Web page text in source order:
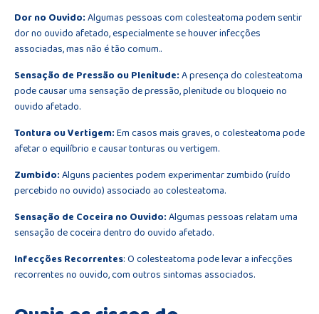
Dor no Ouvido:Algumas pessoas com colesteatoma podem sentir
dor no ouvido afetado, especialmente se houver infecções
associadas, mas não é tão comum..
Sensação de Pressão ou Plenitude:A presença do colesteatoma
pode causar uma sensação de pressão, plenitude ou bloqueio no
ouvido afetado.
Tontura ou Vertigem:Em casos mais graves, o colesteatoma pode
afetar o equilíbrio e causar tonturas ou vertigem.
Zumbido:Alguns pacientes podem experimentar zumbido (ruído
percebido no ouvido) associado ao colesteatoma.
Sensação de Coceira no Ouvido:Algumas pessoas relatam uma
sensação de coceira dentro do ouvido afetado.
Infecções Recorrentes: O colesteatoma pode levar a infecções
recorrentes no ouvido, com outros sintomas associados.